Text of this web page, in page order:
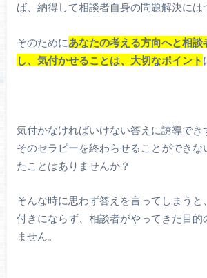
ば、納得して相談者自身の問題解決には
そのためにあなたの考える方向へと相談
し、気付かせることは、大切なポイント
気付かなければいけない答えに誘導でき
そのセラピーを終わらせることができな
たことはありませんか？
そんな時に思わず答えを言ってしまうと
付きにならず、相談者がやってきた目的
ません。